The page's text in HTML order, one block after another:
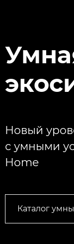
Новый
с умными
Home
Каталог